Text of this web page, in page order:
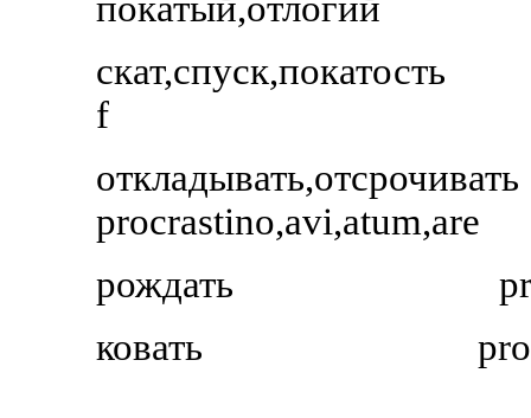
скат,спуск,покатость
f
откладывать,отсрочивать
procrastino,avi,atum,are
рождать
ковать